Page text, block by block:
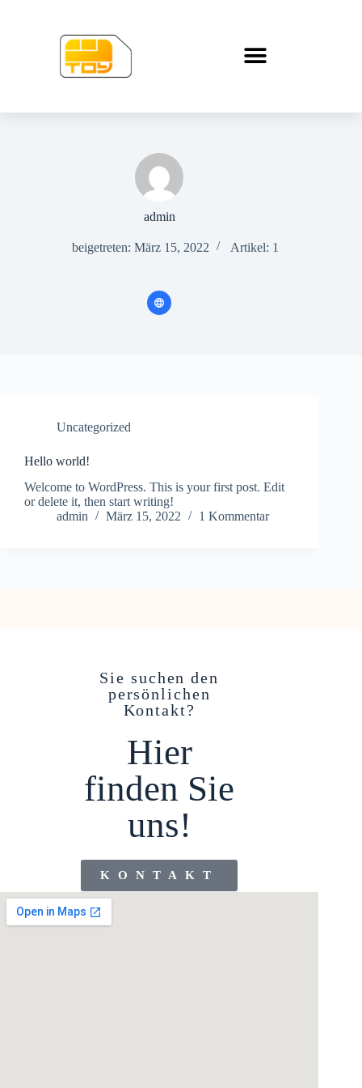
admin
beigetreten: März 15, 2022 Artikel: 1
Uncategorized
Hello world!
Welcome to WordPress. This is your first post. Edit
or delete it, then start writing!
admin
März 15, 2022 1 Kommentar
Sie suchen den
persönlichen
Kontakt?
Hier
finden Sie
uns!
KONTAKT